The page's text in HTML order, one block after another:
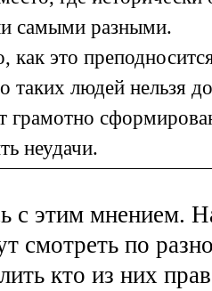
самыми разными.
как это
таких людей нельзя
грамотно
неудачи.
с этим мнением.
смотреть по
кто из них